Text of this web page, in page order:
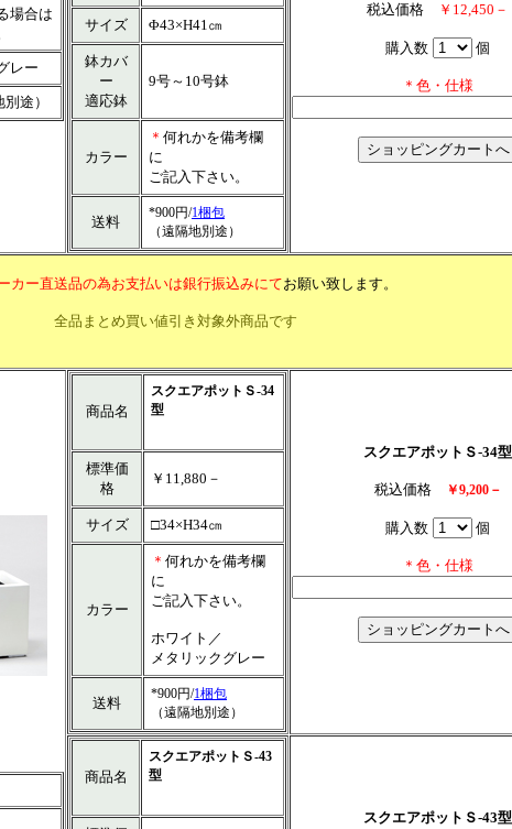
場合は
レー
途）
サイズ Φ43×H41㎝
鉢カバ
ー
適応鉢
9号～10号鉢
カラー
＊ 何れかを備考欄
に
ご記入下さい。
送料
*900円/1梱包
（遠隔地別途）
税込価格 ￥12,450－
購入数 個
＊色・仕様
カー直送品の為お支払いは銀行振込みにてお願い致します。
全品まとめ買い値引き対象外商品です
商品名
スクエアポットＳ-34
型
標準価
格
￥11,880－
サイズ □34×H34㎝
カラー
＊ 何れかを備考欄
に
ご記入下さい。
ホワイト／
メタリックグレー
送料
*900円/1梱包
（遠隔地別途）
スクエアポットＳ-34型
税込価格 ￥9,200－
購入数 個
＊色・仕様
商品名
スクエアポットＳ-43
型
スクエアポットＳ-43型